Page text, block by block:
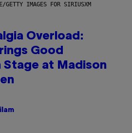
GETTY IMAGES FOR SIRIUSXM
Overload:
Good
at Madison